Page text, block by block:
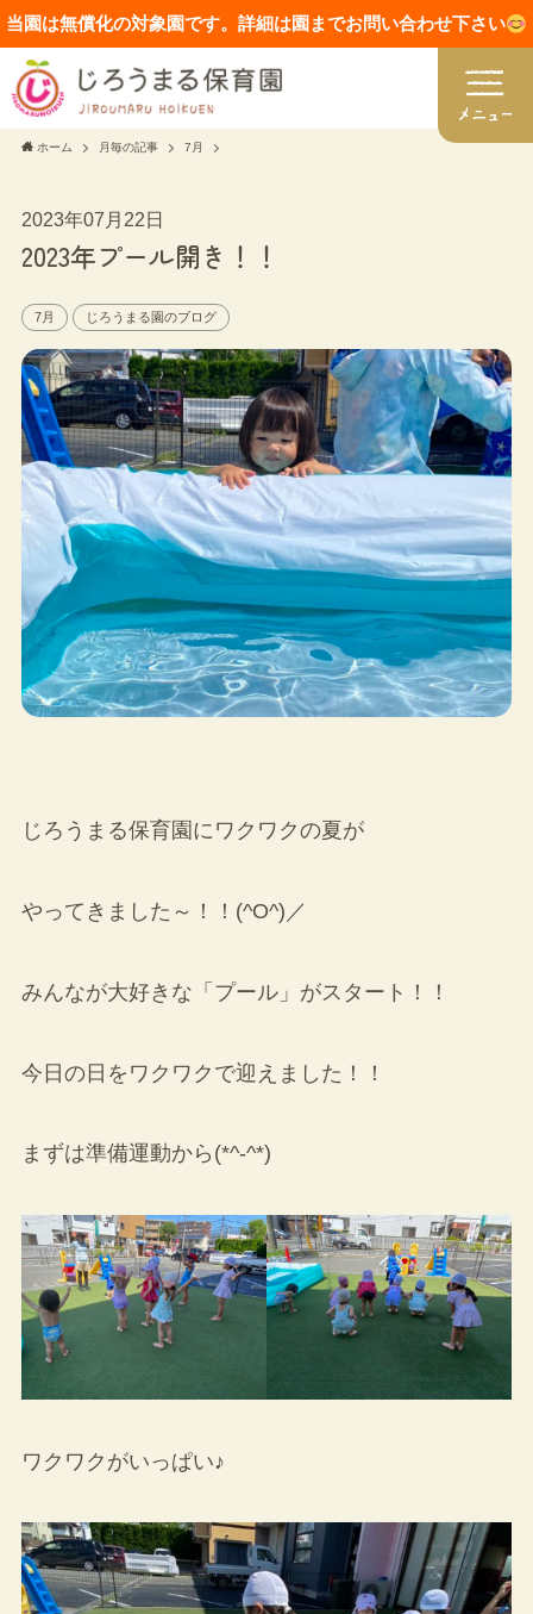
当園は無償化の対象園です。詳細は園までお問い合わせ下さい
ホーム 月毎の記事 7月
2023年07月22日
2023年プール開き！！
7月 じろうまる園のブログ
じろうまる保育園にワクワクの夏が
やってきました～！！(^O^)／
みんなが大好きな「プール」がスタート！！
今日の日をワクワクで迎えました！！
まずは準備運動から(*^-^*)
ワクワクがいっぱい♪